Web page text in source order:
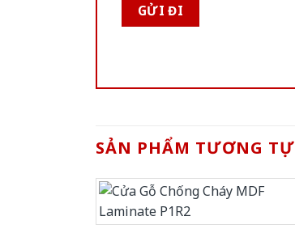
SẢN PHẨM TƯƠNG TỰ